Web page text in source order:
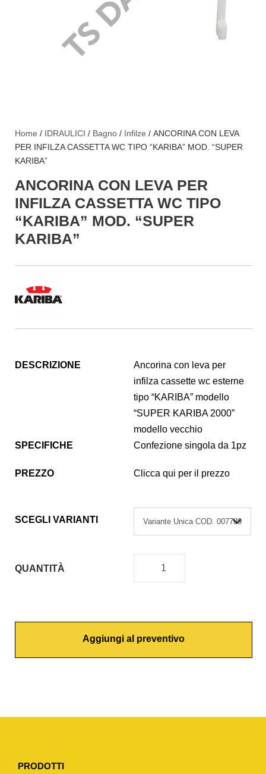
Home / IDRAULICI / Bagno / Infilze / ANCORINA CON LEVA
PER INFILZA CASSETTA WC TIPO “KARIBA” MOD. “SUPER
KARIBA”
ANCORINA CON LEVA PER
INFILZA CASSETTA WC TIPO
“KARIBA” MOD. “SUPER
KARIBA”
DESCRIZIONE
Ancorina con leva per
infilza cassette wc esterne
tipo “KARIBA” modello
“SUPER KARIBA 2000”
modello vecchio
SPECIFICHE
Confezione singola da 1pz
PREZZO Clicca qui per il prezzo
SCEGLI VARIANTI
QUANTITÀ
A
O
I
O
E
Aggiungi al preventivo
PRODOTTI